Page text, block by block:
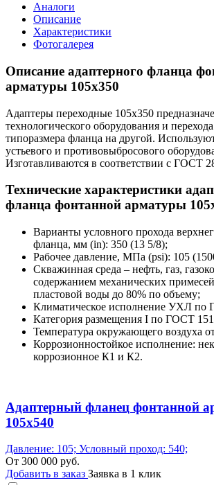
Аналоги
Описание
Характеристики
Фотогалерея
Описание адаптерного фланца
арматуры 105x350
Адаптеры переходные 105x350
технологического оборудования и
типоразмера фланца на другой.
устьевого и противовыбросового
Изготавливаются в соответствии с ГОСТ
Технические характеристики
фланца фонтанной арматуры
Варианты условного прохода
фланца, мм (in): 350 (13 5/8);
Рабочее давление, МПа (psi): 105
Скважинная среда – нефть, газ,
содержанием механических
пластовой воды до 80% по объему;
Климатическое исполнение УХЛ по
Категория размещения I по ГОСТ
Температура окружающего воздуха
Коррозионностойкое исполнение:
коррозионное К1 и К2.
Адаптерный фланец фонтанной
105x540
Давление: 105; Условный проход: 540;
От 300 000 руб.
Добавить в заказ Заявка в 1 клик